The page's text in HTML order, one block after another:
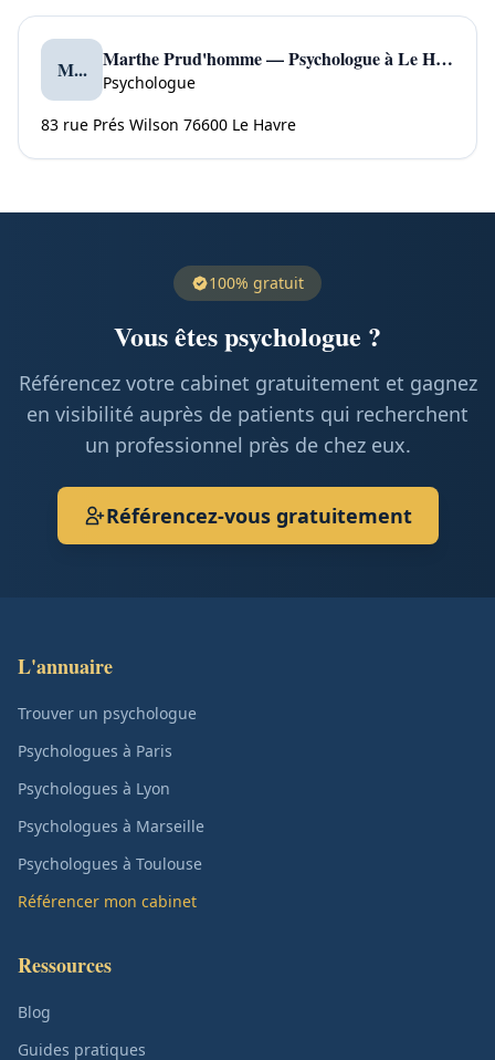
M... Marthe Prud'homme — Psychologue à Le Havre
Psychologue
83 rue Prés Wilson 76600 Le Havre
100% gratuit
Vous êtes psychologue ?
Référencez votre cabinet gratuitement et gagnez
en visibilité auprès de patients qui recherchent
un professionnel près de chez eux.
Référencez-vous gratuitement
L'annuaire
Trouver un psychologue
Psychologues à Paris
Psychologues à Lyon
Psychologues à Marseille
Psychologues à Toulouse
Référencer mon cabinet
Ressources
Blog
Guides pratiques